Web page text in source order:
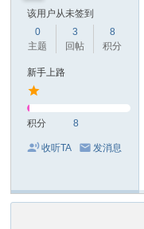
该用户从未签到
0
主题
3
回帖
8
积分
新手上路
积分 8
收听TA 发消息